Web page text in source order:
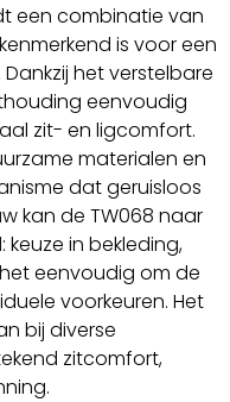
een combinatie van
is voor een
het verstelbare
eenvoudig
zit- en ligcomfort.
materialen en
dat geruisloos
kan de TW068 naar
in bekleding,
eenvoudig om de
voorkeuren. Het
bij diverse
zitcomfort,